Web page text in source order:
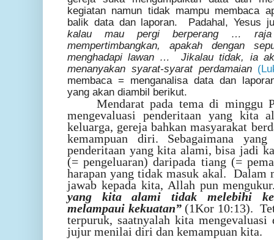
kegiatan namun tidak mampu membaca
balik data dan laporan. Padahal, Yesus
kalau mau pergi berperang …
mempertimbangkan, apakah dengan
menghadapi lawan … Jikalau tidak, ia
menanyakan syarat-syarat perdamaian
membaca = menganalisa data dan
yang akan diambil berikut.
Mendarat pada tema di minggu
mengevaluasi penderitaan yang kita
keluarga, gereja bahkan masyarakat
kemampuan diri. Sebagaimana
penderitaan yang kita alami, bisa jadi
(= pengeluaran) daripada tiang (=
harapan yang tidak masuk akal. Dalam
jawab kepada kita, Allah pun
yang kita alami tidak melebihi
melampaui kekuatan”(1Kor 10:13).
terpuruk, saatnyalah kita
jujur menilai diri dan kemampuan kita.